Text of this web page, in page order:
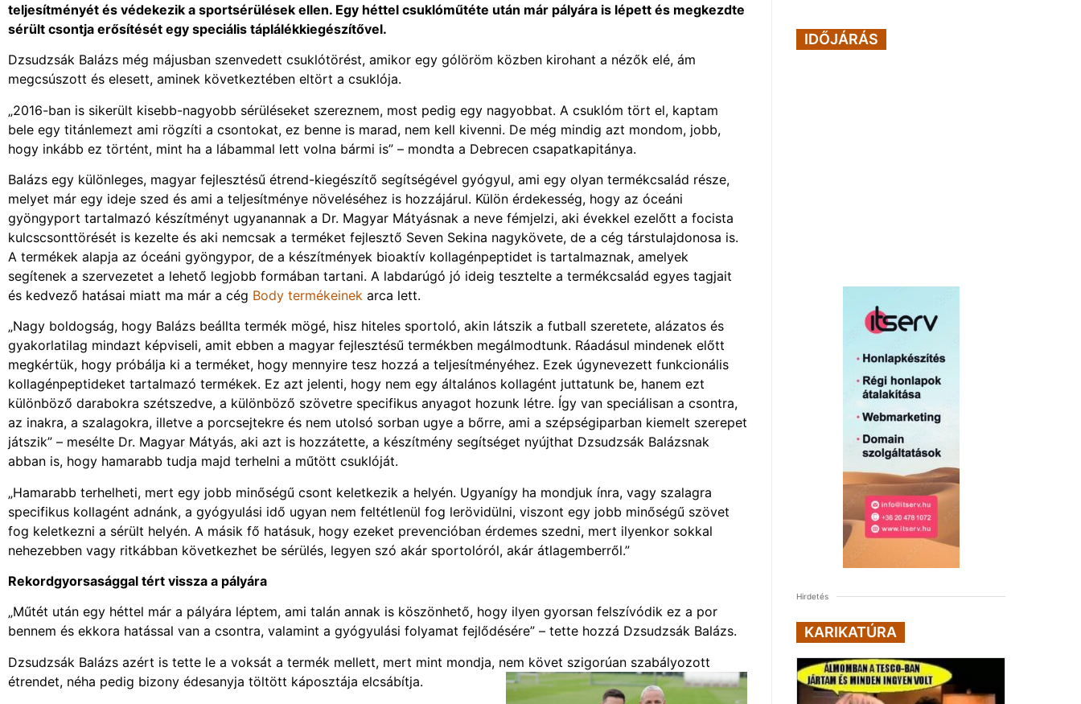
teljesítményét és védekezik a sportsérülések ellen. Egy héttel csuklóműtéte után már pályára is lépett és megkezdte
sérült csontja erősítését egy speciális táplálékkiegészítővel.
Dzsudzsák Balázs még májusban szenvedett csuklótörést, amikor egy gólöröm közben kirohant a nézők elé, ám
megcsúszott és elesett, aminek következtében eltört a csuklója.
„2016-ban is sikerült kisebb-nagyobb sérüléseket szereznem, most pedig egy nagyobbat. A csuklóm tört el, kaptam
bele egy titánlemezt ami rögzíti a csontokat, ez benne is marad, nem kell kivenni. De még mindig azt mondom, jobb,
hogy inkább ez történt, mint ha a lábammal lett volna bármi is” – mondta a Debrecen csapatkapitánya.
Balázs egy különleges, magyar fejlesztésű étrend-kiegészítő segítségével gyógyul, ami egy olyan termékcsalád része,
melyet már egy ideje szed és ami a teljesítménye növeléséhez is hozzájárul. Külön érdekesség, hogy az óceáni
gyöngyport tartalmazó készítményt ugyanannak a Dr. Magyar Mátyásnak a neve fémjelzi, aki évekkel ezelőtt a focista
kulcscsonttörését is kezelte és aki nemcsak a terméket fejlesztő Seven Sekina nagykövete, de a cég társtulajdonosa is.
A termékek alapja az óceáni gyöngypor, de a készítmények bioaktív kollagénpeptidet is tartalmaznak, amelyek
segítenek a szervezetet a lehető legjobb formában tartani. A labdarúgó jó ideig tesztelte a termékcsalád egyes tagjait
és kedvező hatásai miatt ma már a cég Body termékeinek arca lett.
„Nagy boldogság, hogy Balázs beállta termék mögé, hisz hiteles sportoló, akin látszik a futball szeretete, alázatos és
gyakorlatilag mindazt képviseli, amit ebben a magyar fejlesztésű termékben megálmodtunk. Ráadásul mindenek előtt
megkértük, hogy próbálja ki a terméket, hogy mennyire tesz hozzá a teljesítményéhez. Ezek úgynevezett funkcionális
kollagénpeptideket tartalmazó termékek. Ez azt jelenti, hogy nem egy általános kollagént juttatunk be, hanem ezt
különböző darabokra szétszedve, a különböző szövetre specifikus anyagot hozunk létre. Így van speciálisan a csontra,
az inakra, a szalagokra, illetve a porcsejtekre és nem utolsó sorban ugye a bőrre, ami a szépségiparban kiemelt szerepet
játszik” – mesélte Dr. Magyar Mátyás, aki azt is hozzátette, a készítmény segítséget nyújthat Dzsudzsák Balázsnak
abban is, hogy hamarabb tudja majd terhelni a műtött csuklóját.
„Hamarabb terhelheti, mert egy jobb minőségű csont keletkezik a helyén. Ugyanígy ha mondjuk ínra, vagy szalagra
specifikus kollagént adnánk, a gyógyulási idő ugyan nem feltétlenül fog lerövidülni, viszont egy jobb minőségű szövet
fog keletkezni a sérült helyén. A másik fő hatásuk, hogy ezeket prevencióban érdemes szedni, mert ilyenkor sokkal
nehezebben vagy ritkábban következhet be sérülés, legyen szó akár sportolóról, akár átlagemberről.”
Rekordgyorsasággal tért vissza a pályára
„Műtét után egy héttel már a pályára léptem, ami talán annak is köszönhető, hogy ilyen gyorsan felszívódik ez a por
bennem és ekkora hatással van a csontra, valamint a gyógyulási folyamat fejlődésére” – tette hozzá Dzsudzsák Balázs.
Dzsudzsák Balázs azért is tette le a voksát a termék mellett, mert mint mondja, nem követ szigorúan szabályozott
étrendet, néha pedig bizony édesanyja töltött káposztája elcsábítja.
IDŐJÁRÁS
Hirdetés
KARIKATÚRA